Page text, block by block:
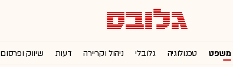
משפט טכנולוגיה גלובלי ניהול וקריירה דעות שיווק ופרסום